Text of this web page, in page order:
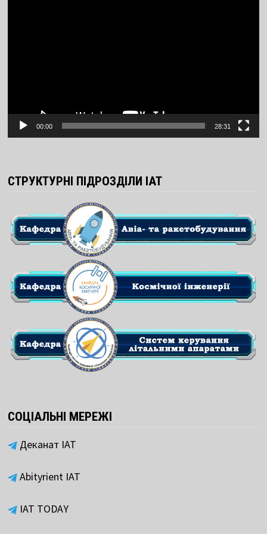
00:00 28:31
СТРУКТУРНІ ПІДРОЗДІЛИ ІАТ
СОЦІАЛЬНІ МЕРЕЖІ
Деканат ІАТ
Abityrient IAT
IAT TODAY